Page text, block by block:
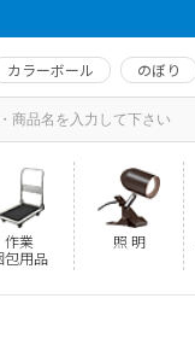
カラーボール のぼり
作業
包用品
照 明